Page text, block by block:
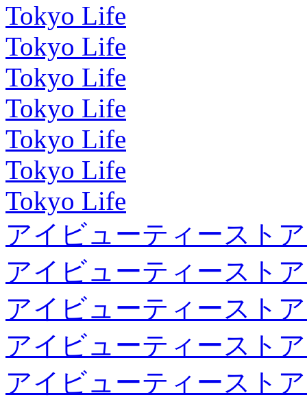
Tokyo Life
Tokyo Life
Tokyo Life
Tokyo Life
Tokyo Life
Tokyo Life
Tokyo Life
アイビューティースト
アイビューティースト
アイビューティースト
アイビューティースト
アイビューティースト